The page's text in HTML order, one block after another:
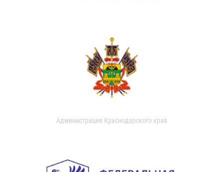
Администрация Краснодарского края